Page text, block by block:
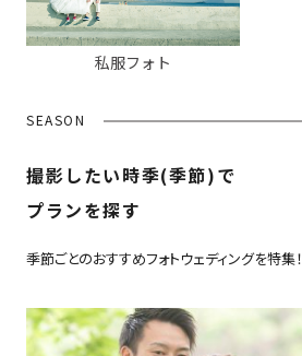
私服フォト
SEASON
撮影したい時季(季節)で
プランを探す
季節ごとのおすすめフォトウェディングを特集！